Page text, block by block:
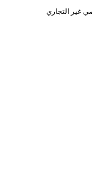
غير التجاري